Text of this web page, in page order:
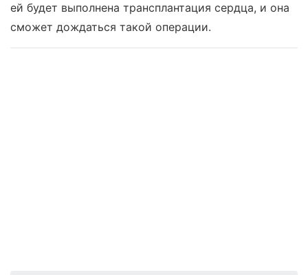
ей будет выполнена трансплантация сердца, и она
сможет дождаться такой операции.